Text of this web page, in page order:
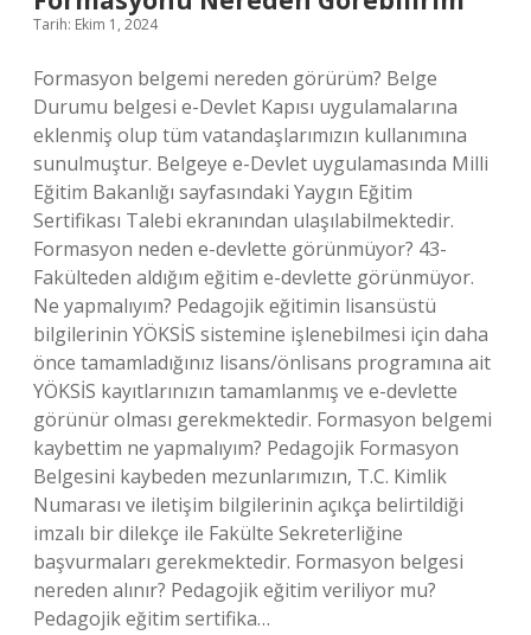
Tarih: Ekim 1, 2024
Formasyon belgemi nereden görürüm? Belge
Durumu belgesi e-Devlet Kapısı uygulamalarına
eklenmiş olup tüm vatandaşlarımızın kullanımına
sunulmuştur. Belgeye e-Devlet uygulamasında Milli
Eğitim Bakanlığı sayfasındaki Yaygın Eğitim
Sertifikası Talebi ekranından ulaşılabilmektedir.
Formasyon neden e-devlette görünmüyor? 43-
Fakülteden aldığım eğitim e-devlette görünmüyor.
Ne yapmalıyım? Pedagojik eğitimin lisansüstü
bilgilerinin YÖKSİS sistemine işlenebilmesi için daha
önce tamamladığınız lisans/önlisans programına ait
YÖKSİS kayıtlarınızın tamamlanmış ve e-devlette
görünür olması gerekmektedir. Formasyon belgemi
kaybettim ne yapmalıyım? Pedagojik Formasyon
Belgesini kaybeden mezunlarımızın, T.C. Kimlik
Numarası ve iletişim bilgilerinin açıkça belirtildiği
imzalı bir dilekçe ile Fakülte Sekreterliğine
başvurmaları gerekmektedir. Formasyon belgesi
nereden alınır? Pedagojik eğitim veriliyor mu?
Pedagojik eğitim sertifika…